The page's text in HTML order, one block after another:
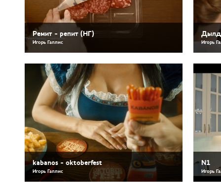
Ремит - репит (НГ)
Игорь Галлис Игорь
kabanos - oktoberfest
Игорь Галлис
N1
Игорь